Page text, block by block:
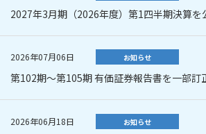
2027年3月期（2026年度）第1四半期決算を
2026年07月06日 お知らせ
第102期～第105期 有価証券報告書を一部訂
2026年06月18日 お知らせ